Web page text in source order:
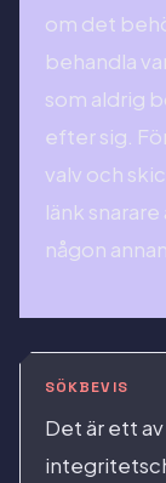
om det
behandla
som aldrig
efter sig.
valv och
länk
någon
SÖKBEVIS
Det är ett